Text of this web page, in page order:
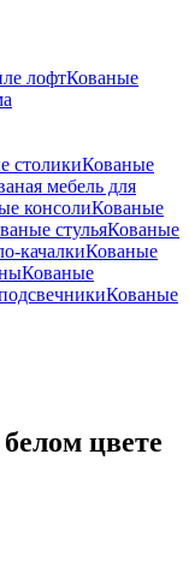
лофтКованые
столикиКованые
мебель для
консолиКованые
стульяКованые
качалкиКованые
Кованые
Кованые
цвете